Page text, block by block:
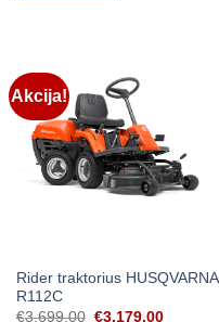
Akcija!
Rider traktorius HUSQVARNA
R112C
€3,699.00 Original
€3,179.00Current